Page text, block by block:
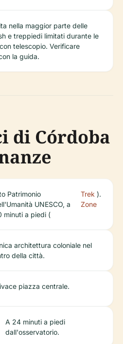
nella maggior parte delle
e treppiedi limitati durante le
telescopio. Verificare
la guida.
di Córdoba
Patrimonio
UNESCO, a
minuti a piedi (
Trek
Zone
).
architettura coloniale nel
della città.
piazza centrale.
A 24 minuti a piedi
dall'osservatorio.